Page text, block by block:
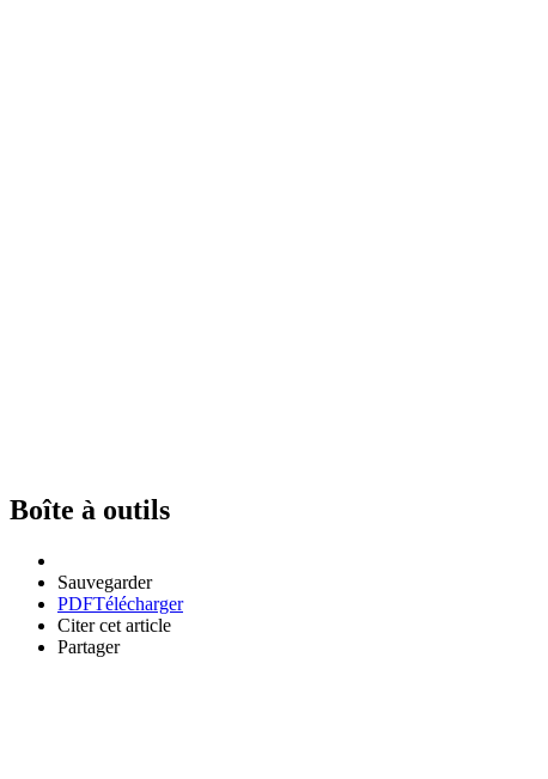
Boîte à outils
Sauvegarder
PDFTélécharger
Citer cet article
Partager